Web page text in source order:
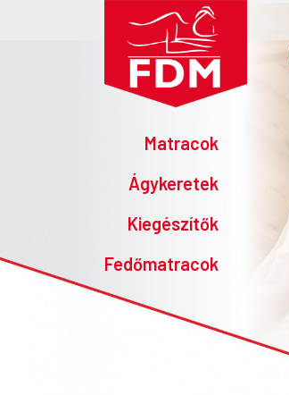
Matracok
Ágykeretek
Kiegészítők
Fedőmatracok